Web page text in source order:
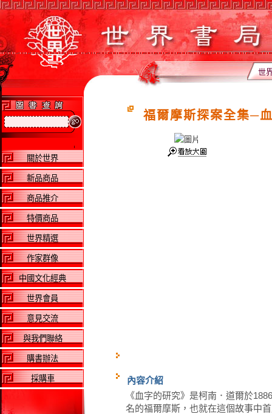
世
關於世界
新品商品
商品推介
特價商品
世界精選
作家群像
中國文化經典
世界會員
意見交流
與我們聯絡
購書辦法
採購車
福爾摩斯探案全集─
內容介紹
《血字的研究》是柯南．道爾於
名的福爾摩斯，也就在這個故事中